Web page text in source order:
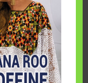
unieron
una …